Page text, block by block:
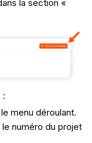
la section «
:
menu déroulant.
numéro du projet